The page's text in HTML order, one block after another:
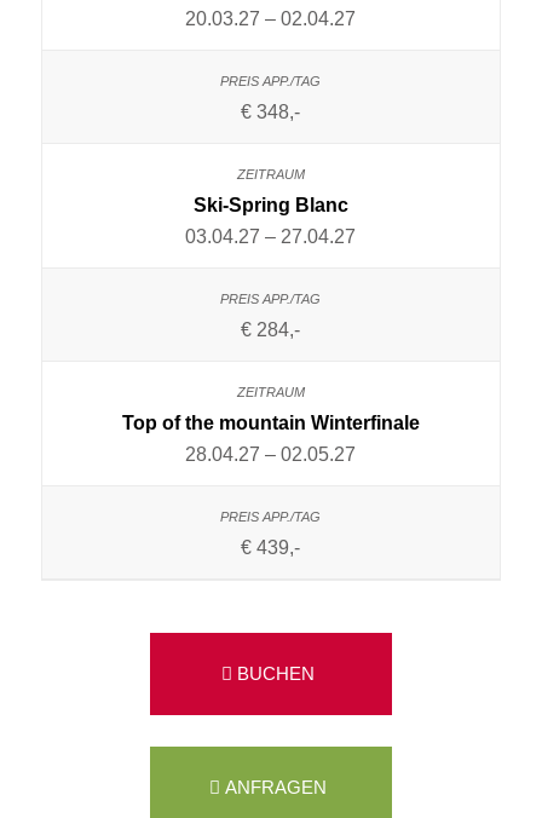
20.03.27 – 02.04.27
€ 348,-
Ski-Spring Blanc
03.04.27 – 27.04.27
€ 284,-
Top of the mountain Winterfinale
28.04.27 – 02.05.27
€ 439,-
BUCHEN
ANFRAGEN